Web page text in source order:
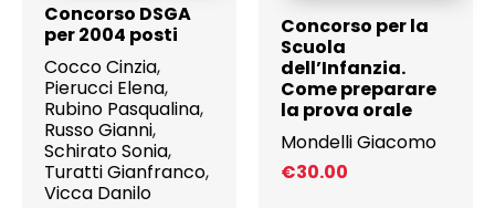
Concorso DSGA
per 2004 posti
Cocco Cinzia,
Pierucci Elena,
Rubino Pasqualina,
Russo Gianni,
Schirato Sonia,
Turatti Gianfranco,
Vicca Danilo
Concorso per la
Scuola
dell’Infanzia.
Come preparare
la prova orale
Mondelli Giacomo
€30.00